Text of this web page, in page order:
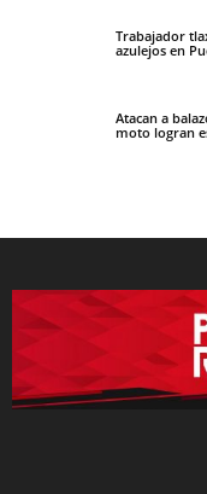
Trabajador
azulejos en
Atacan a
moto logran